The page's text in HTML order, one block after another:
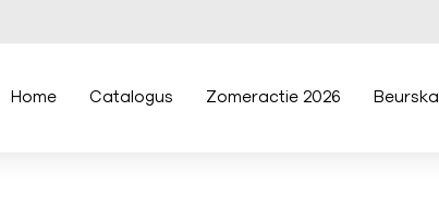
Home Catalogus Zomeractie 2026